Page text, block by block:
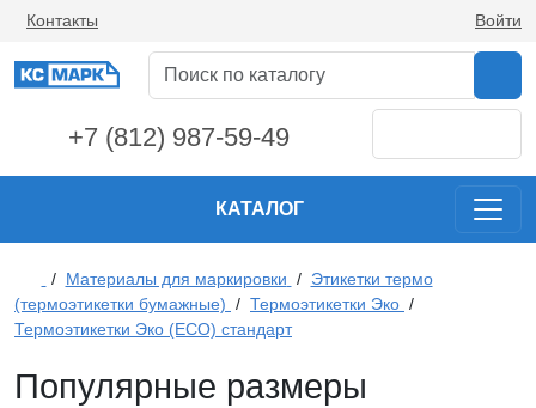
Контакты Войти
+7 (812) 987-59-49
КАТАЛОГ
/ Материалы для маркировки / Этикетки термо
(термоэтикетки бумажные) / Термоэтикетки Эко /
Термоэтикетки Эко (ECO) стандарт
Популярные размеры